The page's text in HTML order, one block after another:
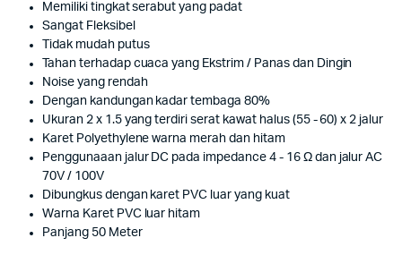
Memiliki tingkat serabut yang padat
Sangat Fleksibel
Tidak mudah putus
Tahan terhadap cuaca yang Ekstrim / Panas dan Dingin
Noise yang rendah
Dengan kandungan kadar tembaga 80%
Ukuran 2 x 1.5 yang terdiri serat kawat halus (55 - 60) x 2 jalur
Karet Polyethylene warna merah dan hitam
Penggunaaan jalur DC pada impedance 4 - 16 Ω dan jalur AC
70V / 100V
Dibungkus dengan karet PVC luar yang kuat
Warna Karet PVC luar hitam
Panjang 50 Meter